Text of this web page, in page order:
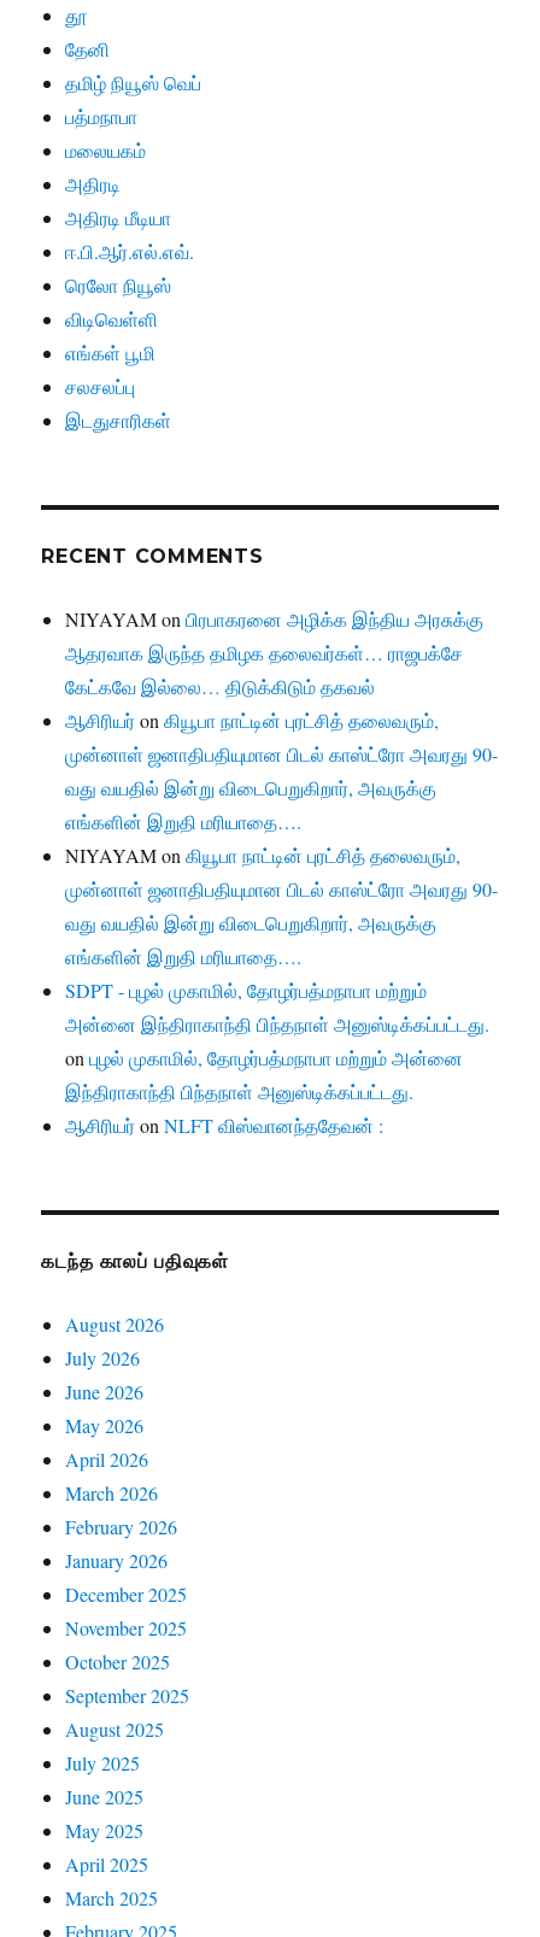
தூ
தேனி
தமிழ் நியூஸ் வெப்
பத்மநாபா
மலையகம்
அதிரடி
அதிரடி மீடியா
ஈ.பி.ஆர்.எல்.எவ்.
ரெலோ நியூஸ்
விடிவெள்ளி
எங்கள் பூமி
சலசலப்பு
இடதுசாரிகள்
RECENT COMMENTS
NIYAYAMonபிரபாகரனை அழிக்க இந்திய அரசுக்கு
ஆதரவாக இருந்த தமிழக தலைவர்கள்… ராஜபக்சே
கேட்கவே இல்லை… திடுக்கிடும் தகவல்
ஆசிரியர்onகியூபா நாட்டின் புரட்சித் தலைவரும்,
முன்னாள் ஜனாதிபதியுமான பிடல் காஸ்ட்ரோ அவரது 90-
வது வயதில் இன்று விடைபெறுகிறார், அவருக்கு
எங்களின் இறுதி மரியாதை….
NIYAYAMonகியூபா நாட்டின் புரட்சித் தலைவரும்,
முன்னாள் ஜனாதிபதியுமான பிடல் காஸ்ட்ரோ அவரது 90-
வது வயதில் இன்று விடைபெறுகிறார், அவருக்கு
எங்களின் இறுதி மரியாதை….
SDPT - புழல் முகாமில், தோழர்பத்மநாபா மற்றும்
அன்னை இந்திராகாந்தி பிந்தநாள் அனுஸ்டிக்கப்பட்டது.
onபுழல் முகாமில், தோழர்பத்மநாபா மற்றும் அன்னை
இந்திராகாந்தி பிந்தநாள் அனுஸ்டிக்கப்பட்டது.
ஆசிரியர்onNLFT விஸ்வானந்ததேவன் :
கடந்த காலப் பதிவுகள்
August 2026
July 2026
June 2026
May 2026
April 2026
March 2026
February 2026
January 2026
December 2025
November 2025
October 2025
September 2025
August 2025
July 2025
June 2025
May 2025
April 2025
March 2025
February 2025